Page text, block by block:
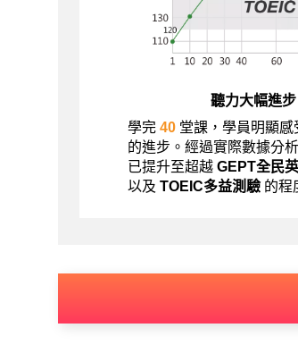
聽力大幅進步
學完 40 堂課，學員明顯感
的進步。經過實際數據分
已提升至超越 GEPT全民
以及 TOEIC多益測驗 的程